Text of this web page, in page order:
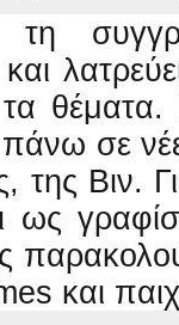
τη
και
θέματα.
σε
της Βιν.
ως
και